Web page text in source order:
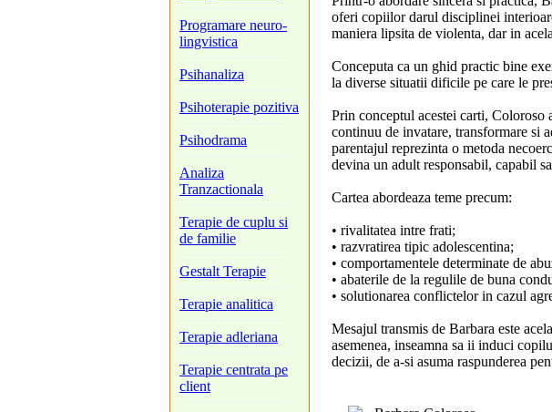
Programare neuro-
lingvistica
Psihanaliza
Psihoterapie pozitiva
Psihodrama
Analiza
Tranzactionala
Terapie de cuplu si
de familie
Gestalt Terapie
Terapie analitica
Terapie adleriana
Terapie centrata pe
client
oferi copiilor darul disciplinei
maniera lipsita de violenta, dar in
Conceputa ca un ghid practic bine
la diverse situatii dificile pe care le
Prin conceptul acestei carti, Coloroso
continuu de invatare, transformare si
parentajul reprezinta o metoda
devina un adult responsabil, capabil
Cartea abordeaza teme precum:
• rivalitatea intre frati;
• razvratirea tipic adolescentina;
• comportamentele determinate de
• abaterile de la regulile de buna
• solutionarea conflictelor in cazul
Mesajul transmis de Barbara este
asemenea, inseamna sa ii induci
decizii, de a-si asuma raspunderea